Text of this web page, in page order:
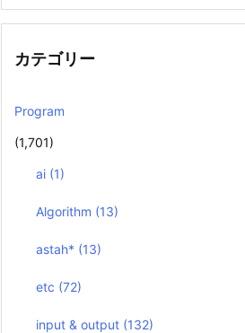
カテゴリー
Program
(1,701)
ai (1)
Algorithm (13)
astah* (13)
etc (72)
input & output (132)